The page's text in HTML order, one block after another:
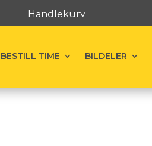
Handlekurv
BESTILL TIME BILDELER